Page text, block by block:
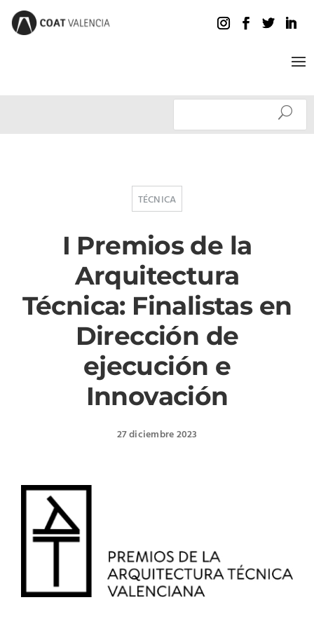
TÉCNICA
I Premios de la
Arquitectura
Técnica: Finalistas en
Dirección de
ejecución e
Innovación
27 diciembre 2023